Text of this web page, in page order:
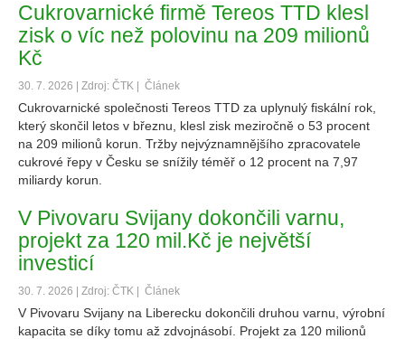
Cukrovarnické firmě Tereos TTD klesl
zisk o víc než polovinu na 209 milionů
Kč
30. 7. 2026 | Zdroj: ČTK | Článek
Cukrovarnické společnosti Tereos TTD za uplynulý fiskální rok,
který skončil letos v březnu, klesl zisk meziročně o 53 procent
na 209 milionů korun. Tržby nejvýznamnějšího zpracovatele
cukrové řepy v Česku se snížily téměř o 12 procent na 7,97
miliardy korun.
V Pivovaru Svijany dokončili varnu,
projekt za 120 mil.Kč je největší
investicí
30. 7. 2026 | Zdroj: ČTK | Článek
V Pivovaru Svijany na Liberecku dokončili druhou varnu, výrobní
kapacita se díky tomu až zdvojnásobí. Projekt za 120 milionů